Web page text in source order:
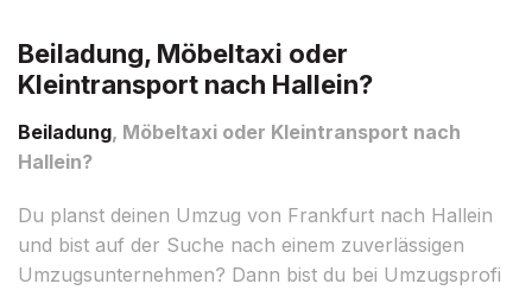
Beiladung, Möbeltaxi oder
Kleintransport nach Hallein?
Beiladung, Möbeltaxi oder Kleintransport nach
Hallein?
Du planst deinen Umzug von Frankfurt nach Hallein
und bist auf der Suche nach einem zuverlässigen
Umzugsunternehmen? Dann bist du bei Umzugsprofi